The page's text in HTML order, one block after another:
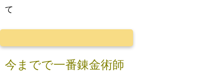
て
今までで一番錬金術師